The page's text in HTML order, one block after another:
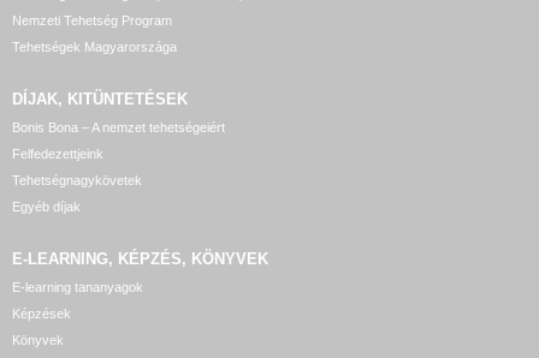
Nemzeti Tehetség Program
Tehetségek Magyarországa
DÍJAK, KITÜNTETÉSEK
Bonis Bona – A nemzet tehetségeiért
Felfedezettjeink
Tehetségnagykövetek
Egyéb díjak
E-LEARNING, KÉPZÉS, KÖNYVEK
E-learning tananyagok
Képzések
Könyvek